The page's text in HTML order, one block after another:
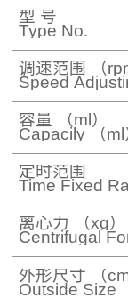
型 号
Type No.
调速范围 （
Speed
容量 （ml）
Capacily （ml
定时范围
Time Fixed
离心力 （xg）
Centrifugal
外形尺寸 （
Outside Size